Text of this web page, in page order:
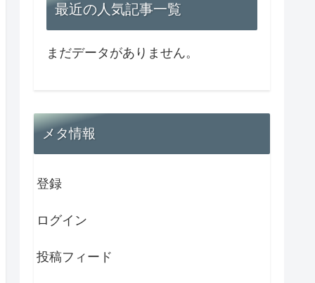
最近の人気記事一覧
まだデータがありません。
メタ情報
登録
ログイン
投稿フィード